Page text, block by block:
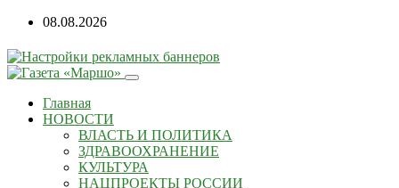
08.08.2026
Главная
НОВОСТИ
ВЛАСТЬ И ПОЛИТИКА
ЗДРАВООХРАНЕНИЕ
КУЛЬТУРА
НАЦПРОЕКТЫ РОССИИ